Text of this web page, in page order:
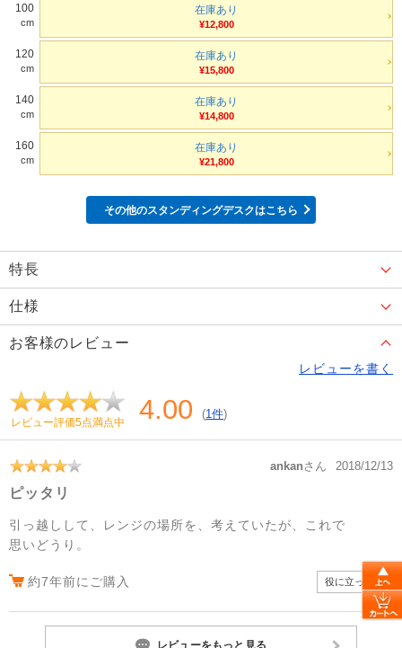
100
cm
在庫あり
¥12,800
120
cm
在庫あり
¥15,800
140
cm
在庫あり
¥14,800
160
cm
在庫あり
¥21,800
その他のスタンディングデスクはこちら
特長
仕様
お客様のレビュー
レビューを書く
レビュー評価5点満点中 4.00 (1件)
ankanさん 2018/12/13
ピッタリ
引っ越しして、レンジの場所を、考えていたが、これで
思いどうり。
約7年前にご購入 役に立った 0